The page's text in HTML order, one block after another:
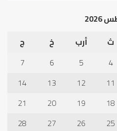
ث أرب خ
ج
4
5
6
7
11
12
13
14
18
19
20
21
25
26
27
28